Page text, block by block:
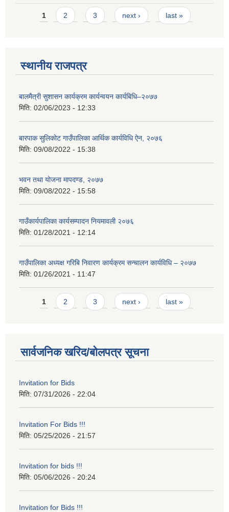
Pages
1 2 3 next › last »
स्थानीय राजपत्र
बालमैत्री सुशासन कार्यक्रम कार्यन्वयन कार्यबिधि–२०७७
मिति: 02/06/2023 - 12:33
बारपाक सुलिकोट गाउँपालिका आर्थिक कार्यविधि ऐन, २०७६
मिति: 09/08/2022 - 15:38
भवन तथा योजना मापदण्ड, २०७७
मिति: 09/08/2022 - 15:58
गाउँकार्यपालिका कार्यसम्पादन नियमावली २०७६
मिति: 01/28/2021 - 12:14
गाउँपालिका अध्यक्ष गरिबि निवारण कार्यक्रम सन्चालन कार्यविधि – २०७७
मिति: 01/26/2021 - 11:47
Pages
1 2 3 next › last »
सार्वजनिक खरिद/बोलपत्र सूचना
Invitation for Bids
मिति: 07/31/2026 - 22:04
Invitation For Bids !!!
मिति: 05/25/2026 - 21:57
Invitation for bids !!!
मिति: 05/06/2026 - 20:24
Invitation for Bids !!!